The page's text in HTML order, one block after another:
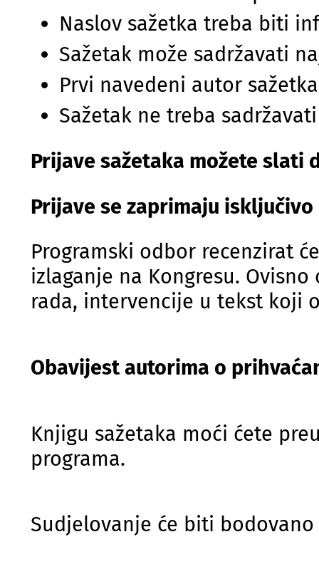
Naslov sažetka treba biti
Sažetak može sadržavati
Prvi navedeni autor
Sažetak ne treba
Prijave sažetaka možete slati
Prijave se zaprimaju
Programski odbor recenzirat
izlaganje na Kongresu.
rada, intervencije u tekst koji
Obavijest autorima o
Knjigu sažetaka moći ćete
programa.
Sudjelovanje će biti